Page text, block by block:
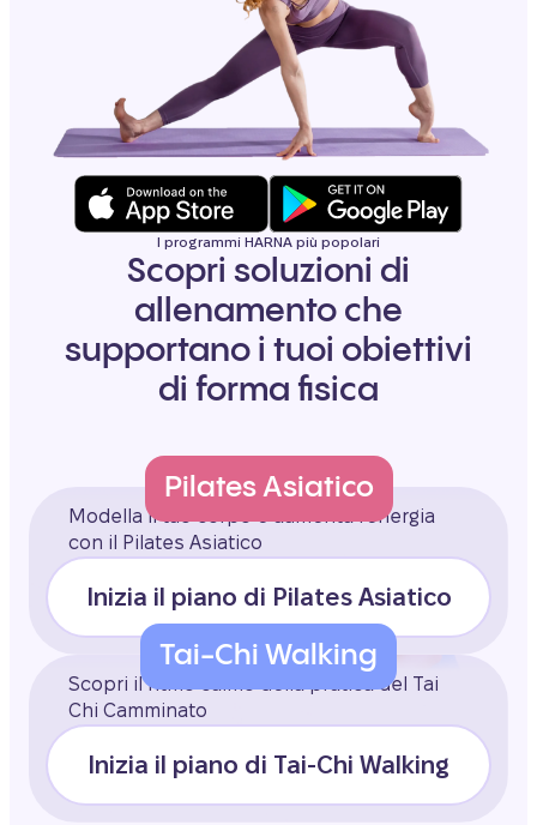
I programmi HARNA più popolari
Scopri soluzioni di
allenamento che
supportano i tuoi obiettivi
di forma fisica
Pilates Asiatico
Modella il tuo corpo e aumenta l'energia
con il Pilates Asiatico
Inizia il piano di Pilates Asiatico
Tai-Chi Walking
Scopri il ritmo calmo della pratica del Tai
Chi Camminato
Inizia il piano di Tai-Chi Walking